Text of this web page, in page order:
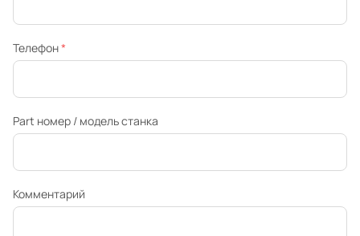
Телефон*
Part номер / модель станка
Комментарий